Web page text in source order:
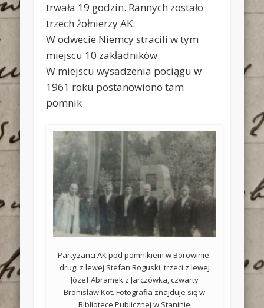
trwała 19 godzin. Rannych zostało
trzech żołnierzy AK.
W odwecie Niemcy stracili w tym
miejscu 10 zakładników.
W miejscu wysadzenia pociągu w
1961 roku postanowiono tam
pomnik
Partyzanci AK pod pomnikiem w Borowinie.
drugi z lewej Stefan Roguski, trzeci z lewej
Józef Abramek z Jarczówka, czwarty
Bronisław Kot. Fotografia znajduje się w
Bibliotece Publicznej w Staninie